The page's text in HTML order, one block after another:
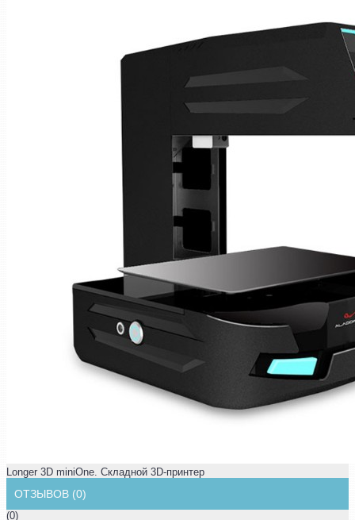
Longer 3D miniOne. Складной 3D-принтер
ОТЗЫВОВ (0)
(0)